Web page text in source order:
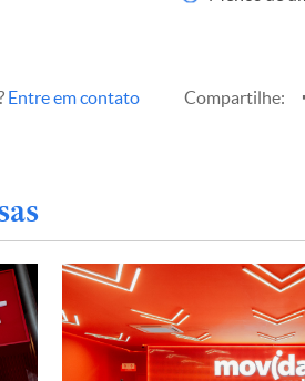
Entre em contato Compartilhe: